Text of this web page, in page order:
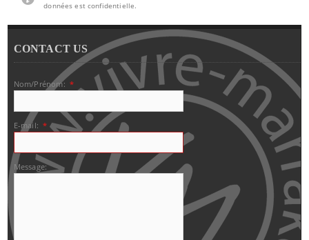
données est confidentielle.
CONTACT US
Nom/Prénom: *
E-mail: *
Message: